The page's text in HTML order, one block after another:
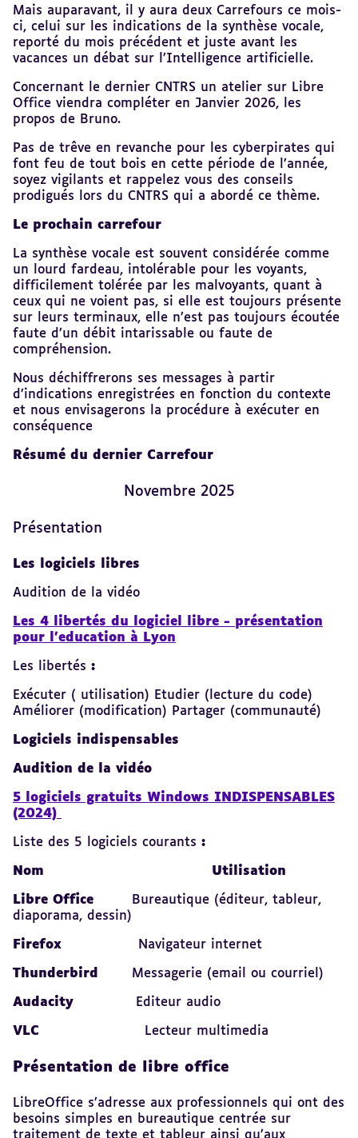
Mais auparavant, il y aura deux Carrefours ce mois-
ci, celui sur les indications de la synthèse vocale,
reporté du mois précédent et juste avant les
vacances un débat sur l’Intelligence artificielle.
Concernant le dernier CNTRS un atelier sur Libre
Office viendra compléter en Janvier 2026, les
propos de Bruno.
Pas de trêve en revanche pour les cyberpirates qui
font feu de tout bois en cette période de l’année,
soyez vigilants et rappelez vous des conseils
prodigués lors du CNTRS qui a abordé ce thème.
Le prochain carrefour
La synthèse vocale est souvent considérée comme
un lourd fardeau, intolérable pour les voyants,
difficilement tolérée par les malvoyants, quant à
ceux qui ne voient pas, si elle est toujours présente
sur leurs terminaux, elle n’est pas toujours écoutée
faute d’un débit intarissable ou faute de
compréhension.
Nous déchiffrerons ses messages à partir
d’indications enregistrées en fonction du contexte
et nous envisagerons la procédure à exécuter en
conséquence
Résumé du dernier Carrefour
Novembre 2025
Présentation
Les logiciels libres
Audition de la vidéo
Les 4 libertés du logiciel libre - présentation
pour l’education à Lyon
Les libertés :
Exécuter ( utilisation) Etudier (lecture du code)
Améliorer (modification) Partager (communauté)
Logiciels indispensables
Audition de la vidéo
5 logiciels gratuits Windows INDISPENSABLES
(2024)
Liste des 5 logiciels courants :
Nom Utilisation
Libre Office
Bureautique (éditeur, tableur,
diaporama, dessin)
Firefox Navigateur internet
Thunderbird Messagerie (email ou courriel)
Audacity Editeur audio
VLC Lecteur multimedia
Présentation de libre office
LibreOffice s’adresse aux professionnels qui ont des
besoins simples en bureautique centrée sur
traitement de texte et tableur ainsi qu’aux